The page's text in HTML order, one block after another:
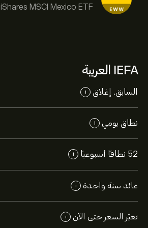
iShares MSCI Mexico ETF
IEFA العربية
السابق. إغلاق i
نطاق يومي i
52 نطاقاً أسبوعياً i
عائد سنة واحدة i
تغيّر السعر حتى الآن i